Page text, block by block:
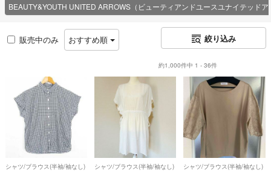
BEAUTY&YOUTH UNITED ARROWS（ビューティアンドユースユナイテッドア
販売中のみ おすすめ順 絞り込み
約1,000件中 1 - 36件
シャツ/ブラウス(半袖/袖なし) シャツ/ブラウス(半袖/袖なし) シャツ/ブラウス(半袖/袖なし)